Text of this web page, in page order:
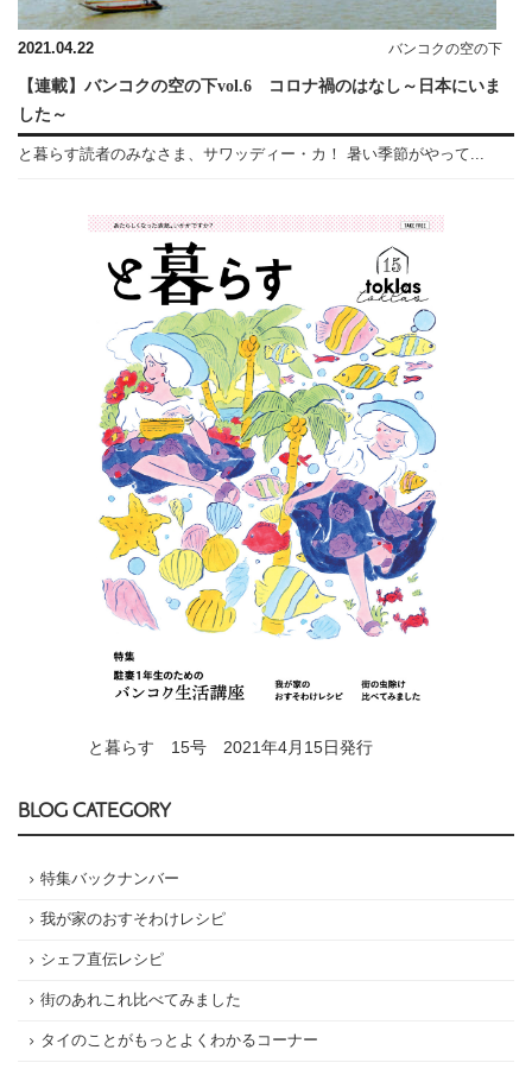
2021.04.22 バンコクの空の下
【連載】バンコクの空の下vol.6 コロナ禍のはなし～日本にいま
した～
と暮らす読者のみなさま、サワッディー・カ！ 暑い季節がやって...
と暮らす 15号 2021年4月15日発行
BLOG CATEGORY
特集バックナンバー
我が家のおすそわけレシピ
シェフ直伝レシピ
街のあれこれ比べてみました
タイのことがもっとよくわかるコーナー